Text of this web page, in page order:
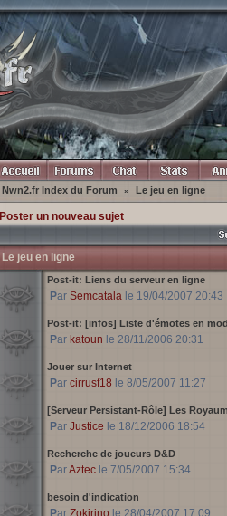
Nwn2.fr Index du Forum » Le jeu en ligne
Poster un nouveau sujet
Le jeu en ligne
Post-it: Liens du serveur en ligne
Par Semcatalale 19/04/2007 20:43
Post-it: [infos] Liste d'émotes en
Par katoun le 28/11/2006 20:31
Jouer sur Internet
Par cirrusf18 le 8/05/2007 11:27
[Serveur Persistant-Rôle] Les
Par Justice le 18/12/2006 18:54
Recherche de joueurs D&D
ParAztecle 7/05/2007 15:34
besoin d'indication
Par Zokirino le 28/04/2007 17:09